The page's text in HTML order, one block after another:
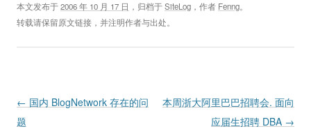
本文发布于2006 年 10 月 17 日 ，归档于SiteLog ，作者 Fenng。
转载请保留原文链接，并注明作者与出处。
Post navigation
← 国内 BlogNetwork 存在的问
题
本周浙大阿里巴巴招聘会. 面向
应届生招聘 DBA →